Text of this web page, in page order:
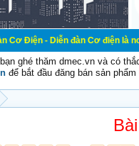
- Diễn đàn Cơ điện là nơi
ghé thăm dmec.vn và có
để bắt đầu đăng bán sản